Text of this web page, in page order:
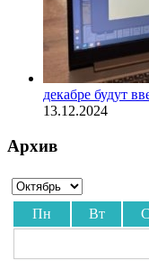
декабре будут
13.12.2024
Архив
Пн Вт